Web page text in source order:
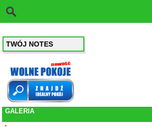
TWÓJ NOTES
GALERIA